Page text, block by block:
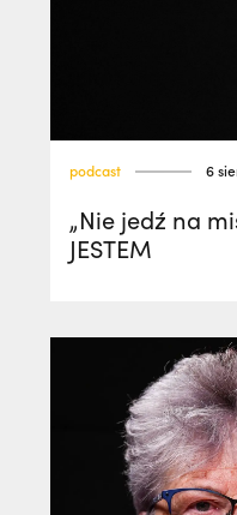
podcast 6
„Nie jedź na
JESTEM